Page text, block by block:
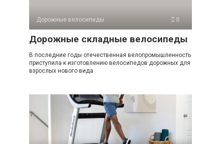
Дорожные велосипеды 0
Дорожные складные велосипеды
В последние годы отечественная велопромышленность
приступила к изготовлению велосипедов дорожных для
взрослых нового вида